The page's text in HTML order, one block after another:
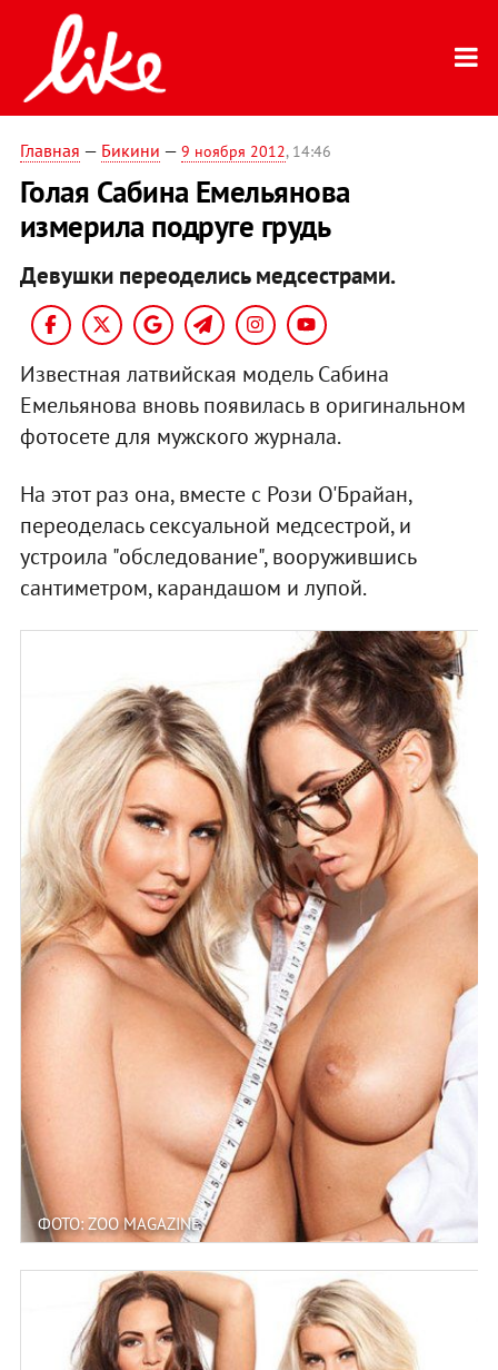
Главная — Бикини — 9 ноября 2012, 14:46
Голая Сабина Емельянова
измерила подруге грудь
Девушки переоделись медсестрами.
Известная латвийская модель Сабина
Емельянова вновь появилась в оригинальном
фотосете для мужского журнала.
На этот раз она, вместе с Рози О'Брайан,
переоделась сексуальной медсестрой, и
устроила "обследование", вооружившись
сантиметром, карандашом и лупой.
ФОТО: ZOO MAGAZINE